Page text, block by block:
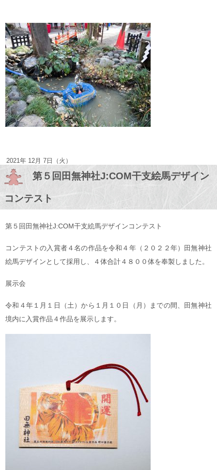
2021年 12月 7日（火）
第５回田無神社J:COM干支絵馬デザイン
コンテスト
第５回田無神社J:COM干支絵馬デザインコンテスト
コンテストの入賞者４名の作品を令和４年（２０２２年）田無神社
絵馬デザインとして採用し、４体合計４８００体を奉製しました。
展示会
令和４年１月１日（土）から１月１０日（月）までの間、田無神社
境内に入賞作品４作品を展示します。